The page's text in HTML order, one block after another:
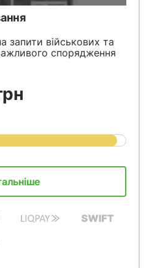
запити військових та
спорядження